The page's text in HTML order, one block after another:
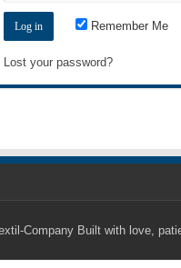
Remember Me
Lost your password?
Company Built with love,